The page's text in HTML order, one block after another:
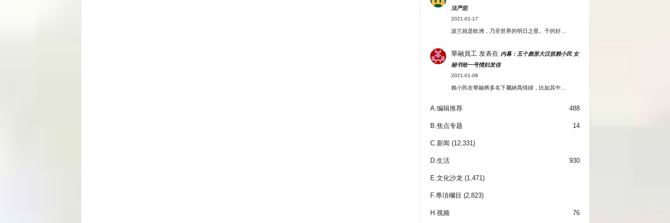
法严惩
2021-01-17
波兰就是欧洲，乃至世界的明日之星。干的好…
華融員工 发表在 内幕：五个彪形大汉抓赖小民 女
秘书给一号情妇发信
2021-01-08
賴小民在華融將多名下屬納爲情婦，比如其中…
A.编辑推荐 488
B.焦点专题 14
C.新闻 (12,331)
D.生活 930
E.文化沙龙 (1,471)
F.專項欄目 (2,823)
H.视频 76